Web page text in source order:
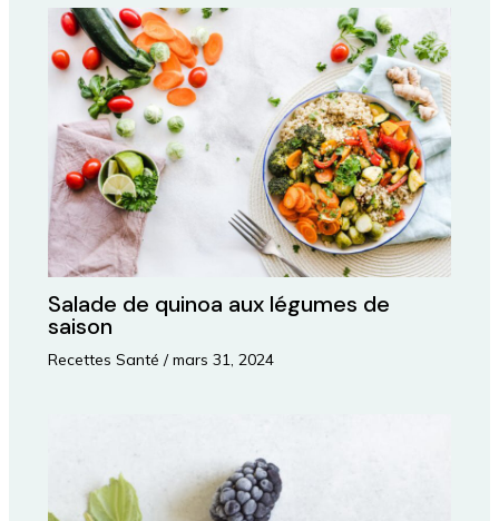
Salade de quinoa aux légumes de
saison
Recettes Santé /mars 31, 2024